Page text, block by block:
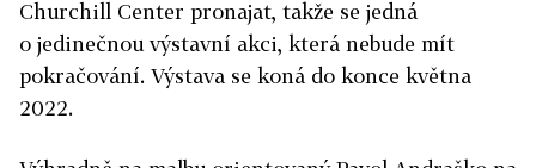
Churchill Center pronajat, takže se jedná
o jedinečnou výstavní akci, která nebude mít
pokračování. Výstava se koná do konce května
2022.